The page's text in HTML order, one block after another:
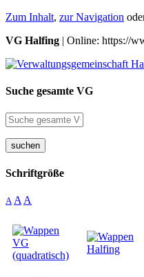
Zum Inhalt, zur Navigation
VG Halfing | Online: https://
Suche gesamte VG
suchen
Schriftgröße
A A A